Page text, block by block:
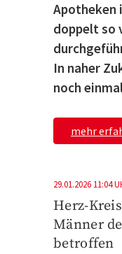
Apotheken
doppelt so
In naher
noch
mehr
29.01.2026 11:04
Herz-
Männer
betroffen